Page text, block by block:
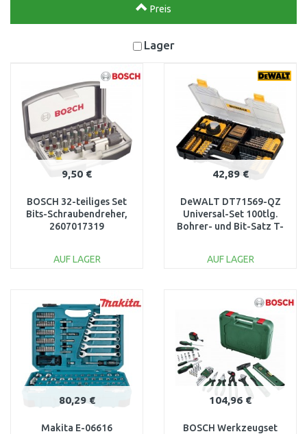
Preis
Lager
9,50 €
BOSCH 32-teiliges Set
Bits-Schraubendreher,
2607017319
AUF LAGER
Vergleichen
42,89 €
DeWALT DT71569-QZ
Universal-Set 100tlg.
Bohrer- und Bit-Satz T-
AUF LAGER
Vergleichen
80,29 €
Makita E-06616
104,96 €
BOSCH Werkzeugset